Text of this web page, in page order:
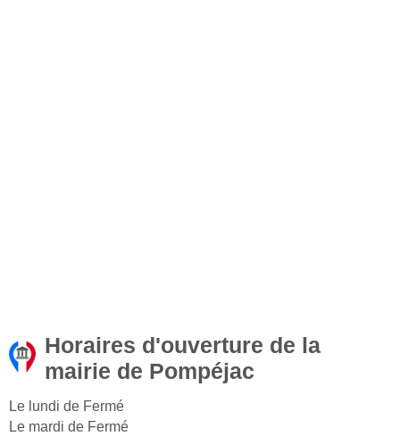
Horaires d'ouverture de la
mairie de Pompéjac
Le lundi de Fermé
Le mardi de Fermé